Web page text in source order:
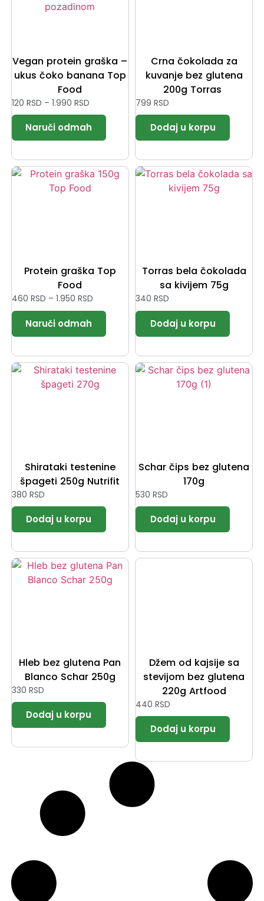
Vegan protein graška –
ukus čoko banana Top
Food
120 RSD – 1.990 RSD
Crna čokolada za
kuvanje bez glutena
200g Torras
799 RSD
Protein graška Top
Food
460 RSD – 1.950 RSD
Torras bela čokolada
sa kivijem 75g
340 RSD
Shirataki testenine
špageti 250g Nutrifit
380 RSD
Schar čips bez glutena
170g
530 RSD
Hleb bez glutena Pan
Blanco Schar 250g
330 RSD
Džem od kajsije sa
stevijom bez glutena
220g Artfood
440 RSD